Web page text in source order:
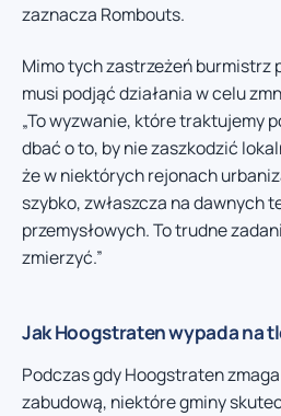
zaznacza Rombouts.
Mimo tych zastrzeżeń burmistrz
musi podjąć działania w celu
„To wyzwanie, które traktujemy
dbać o to, by nie zaszkodzić
że w niektórych rejonach
szybko, zwłaszcza na dawnych
przemysłowych. To trudne
zmierzyć.”
Jak Hoogstraten wypada na
Podczas gdy Hoogstraten
zabudową, niektóre gminy